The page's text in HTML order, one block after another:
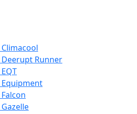
Deerupt Runner
Equipment